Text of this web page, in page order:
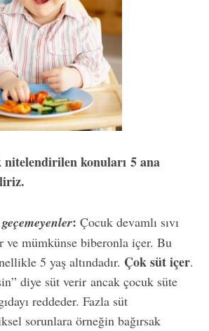
nitelendirilen konuları 5 ana
: Çocuk devamlı sıvı
ve mümkünse biberonla içer. Bu
5 yaş altındadır. Çok süt içer.
diye süt verir ancak çocuk süte
reddeder. Fazla süt
sorunlara örneğin bağırsak